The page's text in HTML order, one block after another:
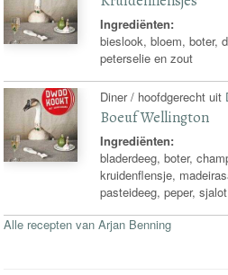
Ingrediënten:
bieslook, bloem, boter,
peterselie en zout
Diner / hoofdgerecht uit
Boeuf Wellington
Ingrediënten:
bladerdeeg, boter,
kruidenflensje,
pasteideeg, peper,
Alle recepten van Arjan Benning